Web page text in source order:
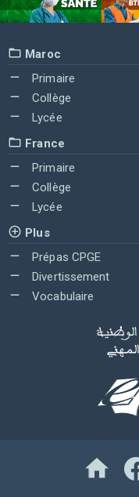
Maroc
Primaire
Collège
Lycée
France
Primaire
Collège
Lycée
Plus
Prépas CPGE
Divertissement
Vocabulaire